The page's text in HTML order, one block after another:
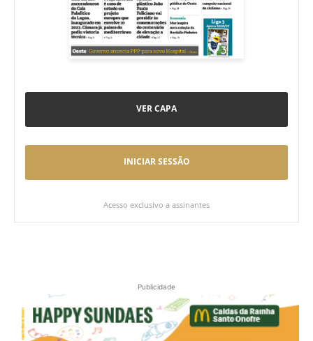
VER CAPA
INICIAR SESSÃO
Acesso exclusivo a assinantes
Publicidade